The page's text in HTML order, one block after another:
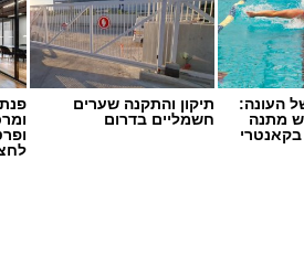
העונה:
מתנה
תיקון והתקנה שערים
חשמליים בדרום